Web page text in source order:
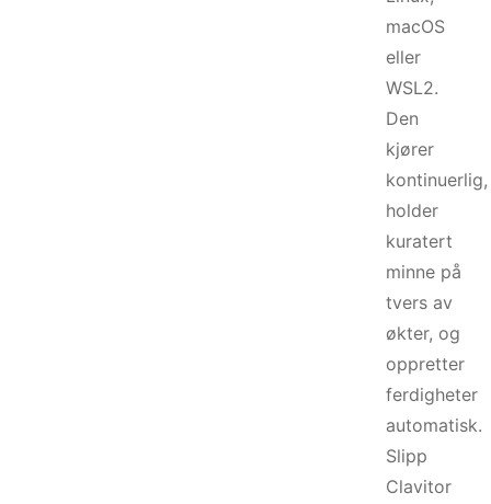
macOS
eller
WSL2.
Den
kjører
kontinuerlig,
holder
kuratert
minne på
tvers av
økter, og
oppretter
ferdigheter
automatisk.
Slipp
Clavitor